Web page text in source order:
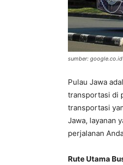
sumber: google.co.id
Pulau Jawa
transportasi di
transportasi
Jawa, layanan
perjalanan
Rute Utama